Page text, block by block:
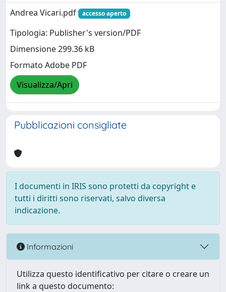
Andrea Vicari.pdf
accesso aperto
Tipologia: Publisher's version/PDF
Dimensione 299.36 kB
Formato Adobe PDF
Visualizza/Apri
Pubblicazioni consigliate
I documenti in IRIS sono protetti da copyright e
tutti i diritti sono riservati, salvo diversa
indicazione.
Informazioni
Utilizza questo identificativo per citare o creare un
link a questo documento: